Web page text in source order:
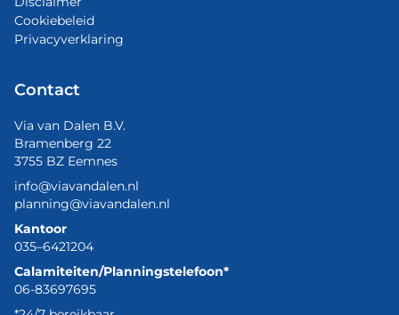
Cookiebeleid
Privacyverklaring
Contact
Via van Dalen B.V.
Bramenberg 22
3755 BZ Eemnes
info@viavandalen.nl
planning@viavandalen.nl
Kantoor
035–6421204
Calamiteiten/Planningstelefoon*
06-83697695